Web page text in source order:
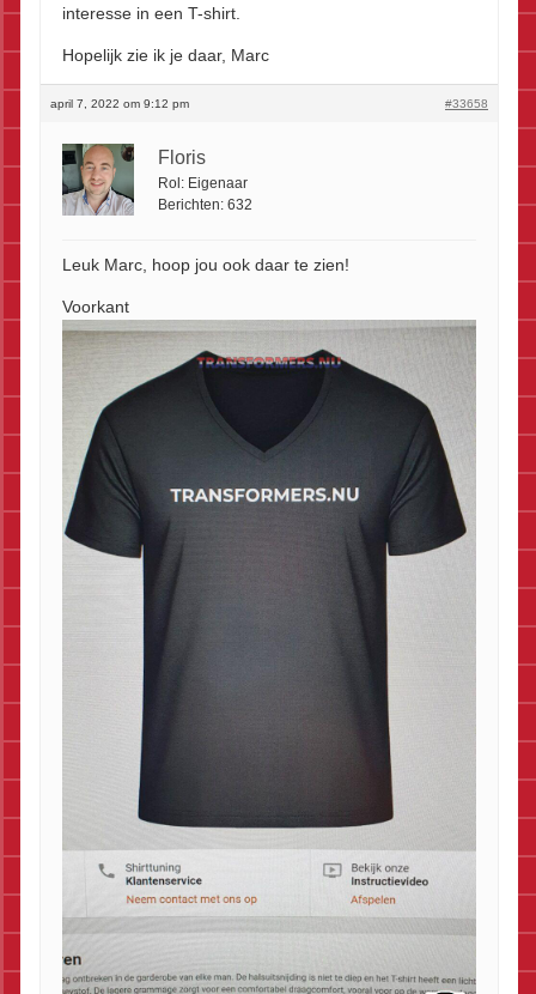
interesse in een T-shirt.
Hopelijk zie ik je daar, Marc
april 7, 2022 om 9:12 pm #33658
Floris
Rol: Eigenaar
Berichten: 632
Leuk Marc, hoop jou ook daar te zien!
Voorkant